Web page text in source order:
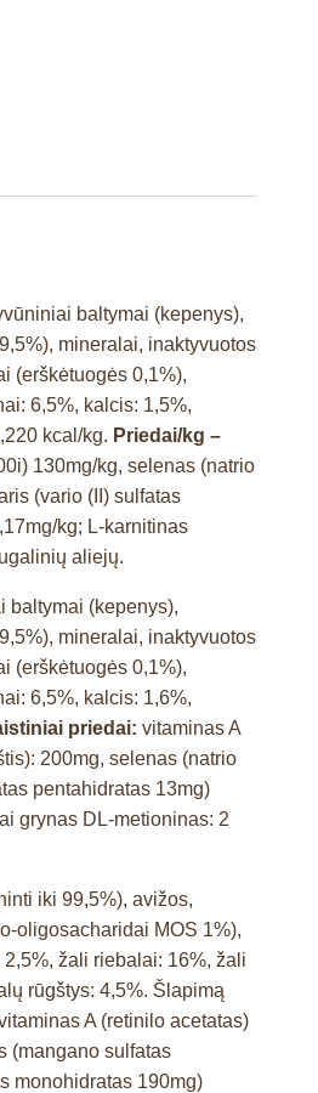
baltymai (kepenys),
mineralai, inaktyvuotos
(erškėtuogės 0,1%),
6,5%, kalcis: 1,5%,
kcal/kg. Priedai/kg –
130mg/kg, selenas (natrio
(vario (II) sulfatas
kg; L-karnitinas
aliejų.
baltymai (kepenys),
mineralai, inaktyvuotos
(erškėtuogės 0,1%),
6,5%, kalcis: 1,6%,
priedai: vitaminas A
200mg, selenas (natrio
pentahidratas 13mg)
grynas DL-metioninas: 2
iki 99,5%), avižos,
oligosacharidai MOS 1%),
žali riebalai: 16%, žali
rūgštys: 4,5%. Šlapimą
A (retinilo acetatas)
(mangano sulfatas
monohidratas 190mg)